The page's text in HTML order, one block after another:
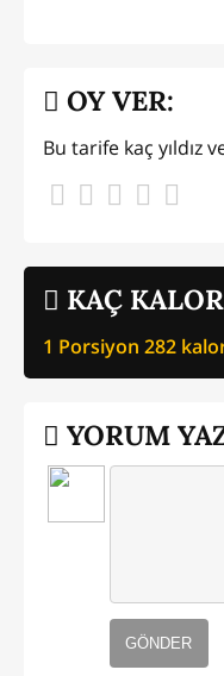
KAÇ
1 Porsiyon 282
OY VER:
Bu tarife kaç yıldız
YORUM
GÖNDER